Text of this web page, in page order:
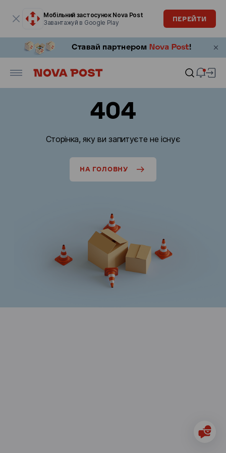
Мобільний застосунок Nova Post
Завантажуй в Google Play
ПЕРЕЙТИ
404
Сторінка, яку ви запитуєте не існує
НА ГОЛОВНУ